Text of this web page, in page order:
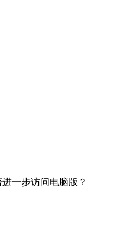
一步访问电脑版？